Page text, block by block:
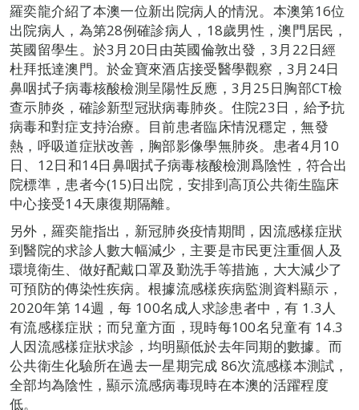
羅奕龍介紹了本澳一位新出院病人的情況。本澳第16位
出院病人，為第28例確診病人，18歲男性，澳門居民，
英國留學生。於3月20日由英國倫敦出發，3月22日經
杜拜抵達澳門。於金寶來酒店接受醫學觀察，3月24日
鼻咽拭子病毒核酸檢測呈陽性反應，3月25日胸部CT檢
查示肺炎，確診新型冠狀病毒肺炎。住院23日，給予抗
病毒和對症支持治療。目前患者臨床情況穩定，無發
熱，呼吸道症狀改善，胸部影像學無肺炎。患者4月10
日、12日和14日鼻咽拭子病毒核酸檢測爲陰性，符合出
院標準，患者今(15)日出院，安排到高頂公共衛生臨床
中心接受14天康復期隔離。
另外，羅奕龍指出，新冠肺炎疫情期間，因流感樣症狀
到醫院的求診人數大幅減少，主要是市民更注重個人及
環境衛生、做好配戴口罩及勤洗手等措施，大大減少了
可預防的傳染性疾病。根據流感樣疾病監測資料顯示，
2020年第 14週，每 100名成人求診患者中，有 1.3人
有流感樣症狀；而兒童方面，現時每100名兒童有 14.3
人因流感樣症狀求診，均明顯低於去年同期的數據。而
公共衛生化驗所在過去一星期完成 86次流感樣本測試，
全部均為陰性，顯示流感病毒現時在本澳的活躍程度
低。